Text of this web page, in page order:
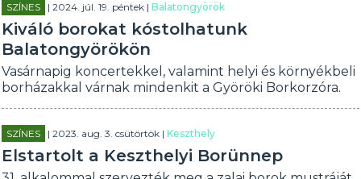
SZÍNES | 2024. júl. 19. péntek |Balatongyörök
Kiváló borokat kóstolhatunk
Balatongyörökön
Vasárnapig koncertekkel, valamint helyi és környékbeli
borházakkal várnak mindenkit a Györöki Borkorzóra.
SZÍNES | 2023. aug. 3. csütörtök |Keszthely
Elstartolt a Keszthelyi Borünnep